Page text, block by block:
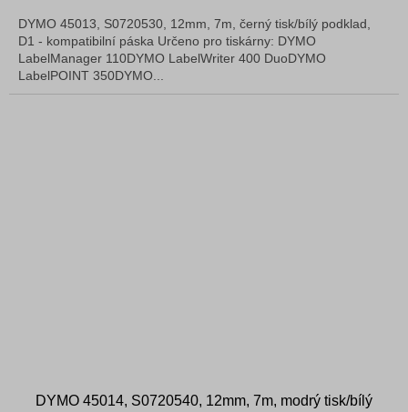
DYMO 45013, S0720530, 12mm, 7m, černý tisk/bílý podklad,
D1 - kompatibilní páska Určeno pro tiskárny: DYMO
LabelManager 110DYMO LabelWriter 400 DuoDYMO
LabelPOINT 350DYMO...
DYMO 45014, S0720540, 12mm, 7m, modrý tisk/bílý